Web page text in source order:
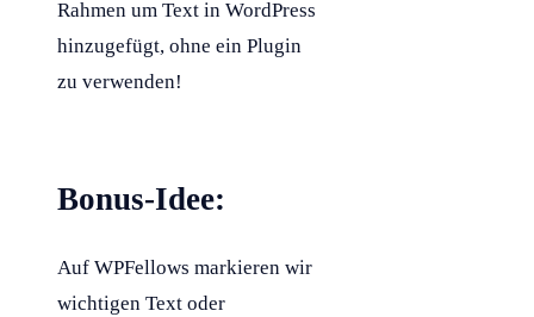
Rahmen um Text in WordPress
hinzugefügt, ohne ein Plugin
zu verwenden!
Bonus-Idee:
Auf WPFellows markieren wir
wichtigen Text oder